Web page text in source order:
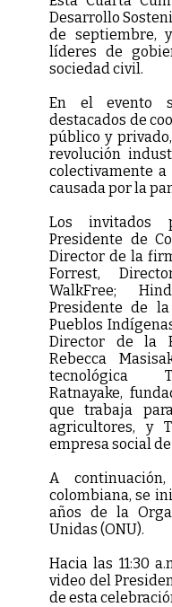
Desarrollo
de septiembre,
líderes de
sociedad civil.
En el evento
destacados de
público y
revolución
colectivamente
causada por la
Los invitados
Presidente de
Director de la
Forrest,
WalkFree;
Presidente de
Pueblos
Director de la
Rebecca
tecnológica
Ratnayake,
que trabaja
agricultores, y
empresa social
A
colombiana, se
años de la
Unidas (ONU).
Hacia las 11:30
video del
de esta